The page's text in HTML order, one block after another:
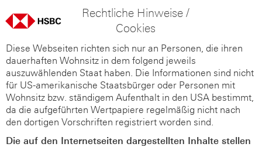
Rechtliche Hinweise /
Cookies
Diese Webseiten richten sich nur an Personen, die ihren
dauerhaften Wohnsitz in dem folgend jeweils
auszuwählenden Staat haben. Die Informationen sind nicht
für US-amerikanische Staatsbürger oder Personen mit
Wohnsitz bzw. ständigem Aufenthalt in den USA bestimmt,
da die aufgeführten Wertpapiere regelmäßig nicht nach
den dortigen Vorschriften registriert worden sind.
Die auf den Internetseiten dargestellten Inhalte stellen